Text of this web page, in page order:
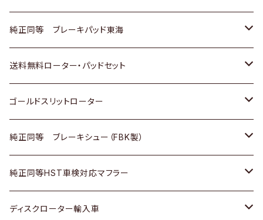
スバル
日野
三菱ふそう
ＢＭＷ
三菱
日野
三菱ふそう
日野
三菱ふそう
その他
マツダ
三菱
スバル
いすゞ
ダイハツ
マツダ
三菱
スバル
ダイハツ
マツダ
三菱
スズキ
日産
ダイハツ
マツダ
三菱
スバル
ホンダ
スズキ
日産
いすゞ
ダイハツ
マツダ
トヨタ
ホンダ
スズキ
日産
ダイハツ
マツダ
純正同等 ブレーキパッド東海
トヨタ
ホンダ
日産
いすゞ
ダイハツ
送料無料ローター・パッドセット
トヨタ
ホンダ
スズキ
日産
ゴールドスリットローター
トヨタ
ホンダ
スズキ
純正同等 ブレーキシュー（FBK製）
ホンダ
スズキ
純正同等HST車検対応マフラー
トヨタ
ディスクローター輸入車